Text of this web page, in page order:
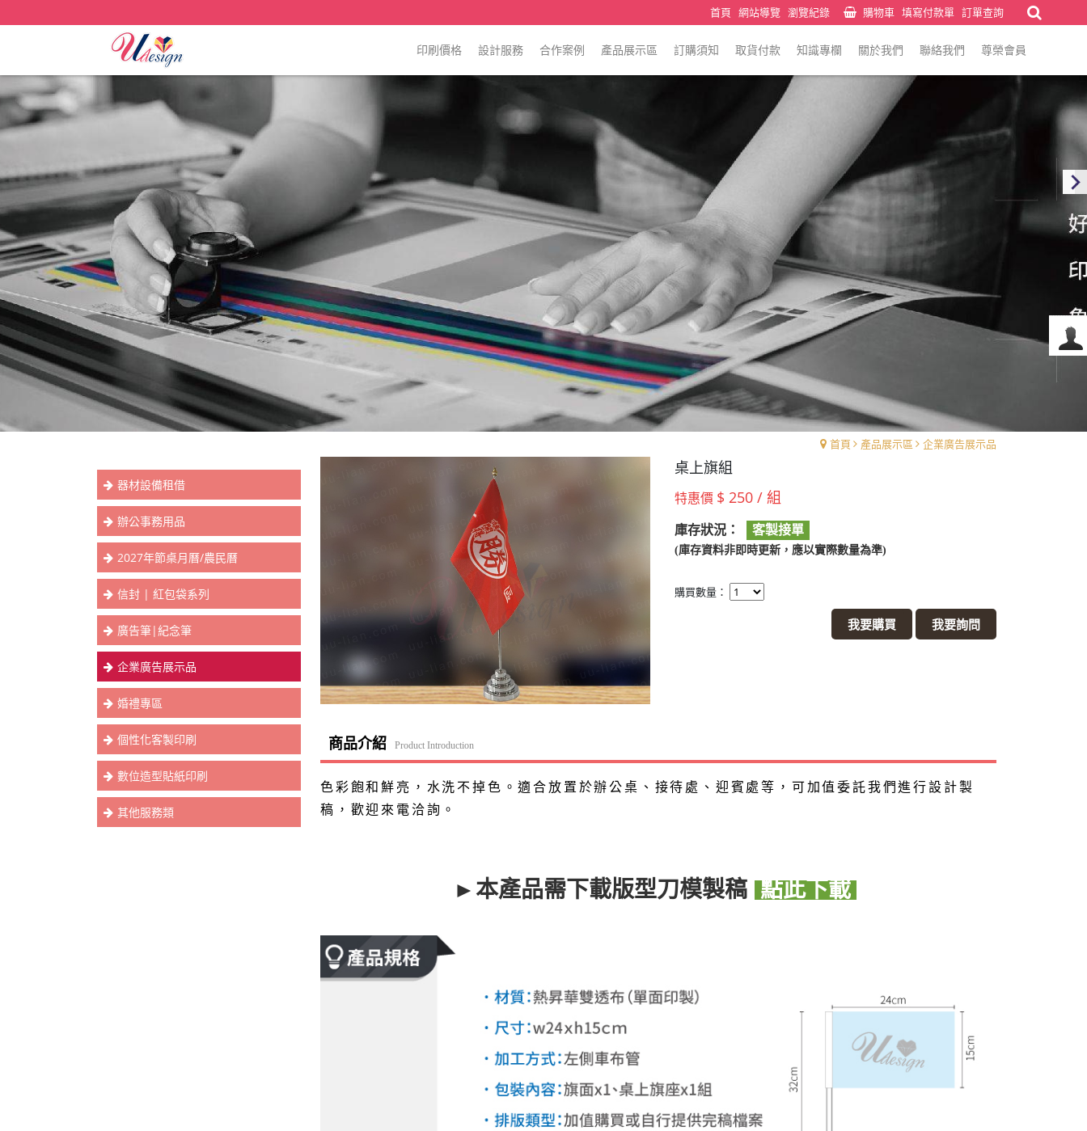
首頁 網站導覽 瀏覽紀錄 購物車 填寫付款單 訂單查詢
印刷價格 設計服務 合作案例 產品展示區 訂購須知 取貨付款 知識專欄 關於我們 聯絡我們 尊榮會員
首頁 產品展示區 企業廣告展示品
器材設備租借
辦公事務用品
2027年節桌月曆/農民曆
信封 | 紅包袋系列
廣告筆|紀念筆
企業廣告展示品
婚禮專區
個性化客製印刷
數位造型貼紙印刷
其他服務類
桌上旗組
特惠價 $ 250 / 組
庫存狀況： 客製接單
(庫存資料非即時更新，應以實際數量為準)
購買數量：
我要購買 我要詢問
商品介紹 Product Introduction
色彩飽和鮮亮，水洗不掉色。適合放置於辦公桌、接待處、迎賓處等，可加值委託我們進行設計製
稿，歡迎來電洽詢。
►本產品需下載版型刀模製稿 點此下載